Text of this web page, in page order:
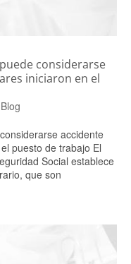
considerarse
iniciaron en el
Blog
accidente
puesto de trabajo El
Social establece
que son